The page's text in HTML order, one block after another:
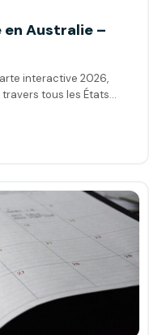
en Australie –
interactive 2026,
tous les États
recense désormais
et maximiser vos
Alors, êtes-